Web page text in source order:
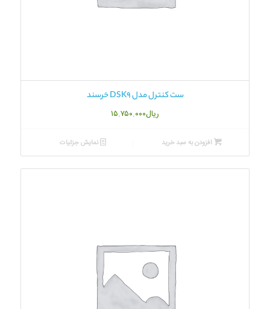
ست کنترل مدل DSK9 خرسند
ریال۱۵.۷۵۰.۰۰۰
افزودن به سبد خرید نمایش جزئیات